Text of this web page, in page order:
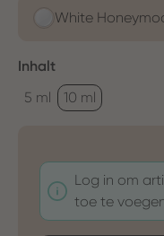
White
Selecteer
Inhalt
5 ml
10 ml
Log in om
toe te